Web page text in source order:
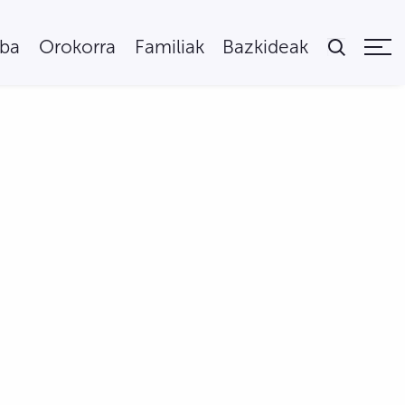
Orokorra Familiak Bazkideak